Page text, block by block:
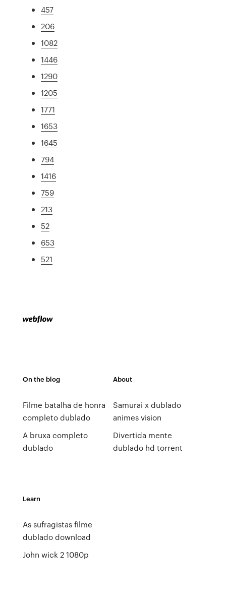
457
206
1082
1446
1290
1205
1771
1653
1645
794
1416
759
213
52
653
521
On the blog
Filme batalha de honra
completo dublado
A bruxa completo
dublado
About
Samurai x dublado
animes vision
Divertida mente
dublado hd torrent
Learn
As sufragistas filme
dublado download
John wick 2 1080p